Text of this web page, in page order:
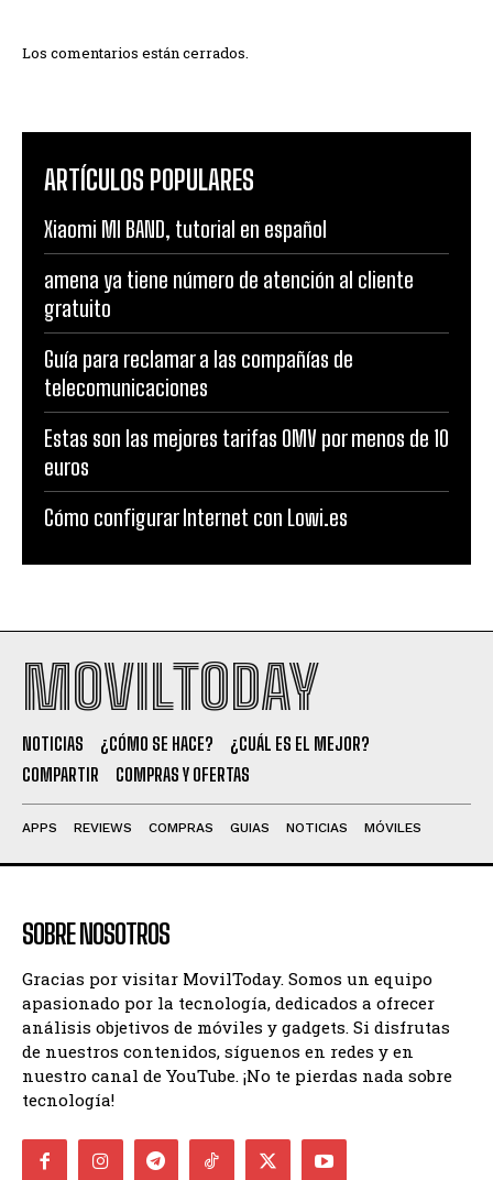
Los comentarios están cerrados.
ARTÍCULOS POPULARES
Xiaomi MI BAND, tutorial en español
amena ya tiene número de atención al cliente
gratuito
Guía para reclamar a las compañías de
telecomunicaciones
Estas son las mejores tarifas OMV por menos de 10
euros
Cómo configurar Internet con Lowi.es
MOVILTODAY
NOTICIAS ¿CÓMO SE HACE?
¿CUÁL ES EL MEJOR?
COMPARTIR
COMPRAS Y OFERTAS
APPS REVIEWS COMPRAS GUIAS NOTICIAS MÓVILES
SOBRE NOSOTROS
Gracias por visitar MovilToday. Somos un equipo
apasionado por la tecnología, dedicados a ofrecer
análisis objetivos de móviles y gadgets. Si disfrutas
de nuestros contenidos, síguenos en redes y en
nuestro canal de YouTube. ¡No te pierdas nada sobre
tecnología!